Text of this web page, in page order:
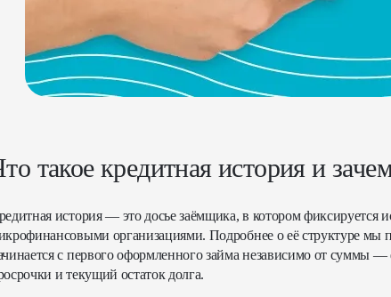
такое кредитная история и
история — это досье заёмщика, в котором фиксируется
организациями. Подробнее о её структуре мы
с первого оформленного займа независимо от суммы
и текущий остаток долга.